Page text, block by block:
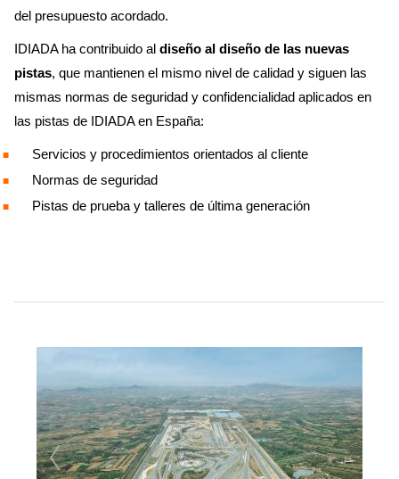
del presupuesto acordado.
IDIADA ha contribuido al diseño al diseño de las nuevas
pistas, que mantienen el mismo nivel de calidad y siguen las
mismas normas de seguridad y confidencialidad aplicados en
las pistas de IDIADA en España:
Servicios y procedimientos orientados al cliente
Normas de seguridad
Pistas de prueba y talleres de última generación